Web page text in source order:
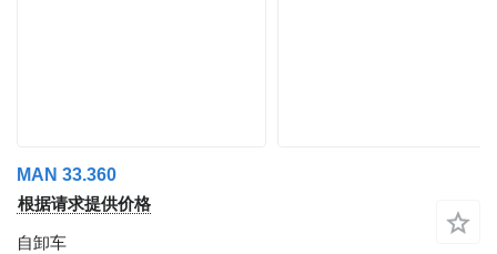
MAN 33.360
根据请求提供价格
自卸车